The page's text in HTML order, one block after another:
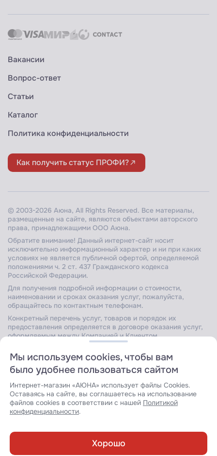
Вакансии
Вопрос-ответ
Статьи
Каталог
Политика конфиденциальности
Как получить статус ПРОФИ?
© 2003-2026 Аюна, All Rights Reserved. Все материалы,
размещенные на сайте, являются объектами авторского
права, принадлежащими ООО Аюна.
Обратите внимание! Данный интернет-сайт носит
исключительно информационный характер и ни при каких
условиях не является публичной офертой, определяемой
положениями ч. 2 ст. 437 Гражданского кодекса
Российской Федерации.
Для получения подробной информации о стоимости,
наименовании и сроках оказания услуг, пожалуйста,
обращайтесь по контактным телефонам.
Конкретный перечень услуг, товаров и порядок их
предоставления определяется в договоре оказания услуг,
оформляемым между Компанией и Клиентом.
Сайт защищен Yandex SmartCaptcha.Уведомление об
условиях обработки данных сервисом.
Мы используем cookies, чтобы вам
было удобнее пользоваться сайтом
Интернет-магазин «АЮНА» использует файлы Cookies.
Оставаясь на сайте, вы соглашаетесь на использование
файлов cookies в соответствии с нашей Политикой
конфиденциальности.
Хорошо